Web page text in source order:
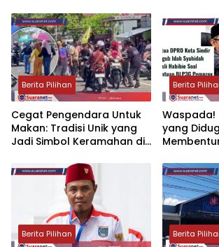
Berita Pilihan
‎Cegat Pengendara Untuk
Makan: Tradisi Unik yang
Jadi Simbol Keramahan di
Berita
‎Waspada!
yang
Syahidah ‎‎
Berita Pilihan Berita